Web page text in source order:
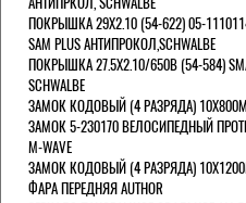
ПОКРЫШКА 29X2.10 (54-622) 05-
SAM PLUS АНТИПРОКОЛ,SCHWALBE
ПОКРЫШКА 27.5X2.10/650B (54-584)
SCHWALBE
ЗАМОК КОДОВЫЙ (4 РАЗРЯДА)
ЗАМОК 5-230170 ВЕЛОСИПЕДНЫЙ
M-WAVE
ЗАМОК КОДОВЫЙ (4 РАЗРЯДА)
ФАРА ПЕРЕДНЯЯ AUTHOR